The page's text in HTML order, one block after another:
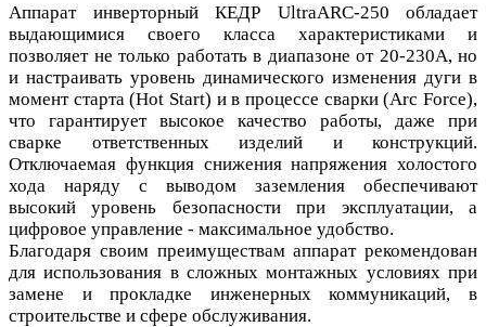
Аппарат инверторный КЕДР UltraARC-250 обладает
выдающимися своего класса характеристиками и
позволяет не только работать в диапазоне от 20-230А, но
и настраивать уровень динамического изменения дуги в
момент старта (Hot Start) и в процессе сварки (Arc Force),
что гарантирует высокое качество работы, даже при
сварке ответственных изделий и конструкций.
Отключаемая функция снижения напряжения холостого
хода наряду с выводом заземления обеспечивают
высокий уровень безопасности при эксплуатации, а
цифровое управление - максимальное удобство.
Благодаря своим преимуществам аппарат рекомендован
для использования в сложных монтажных условиях при
замене и прокладке инженерных коммуникаций, в
строительстве и сфере обслуживания.